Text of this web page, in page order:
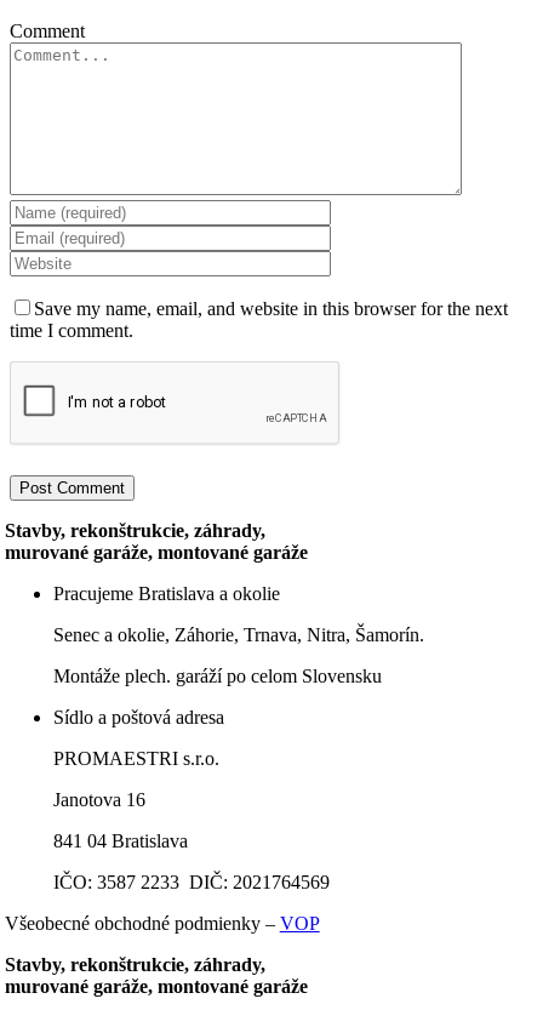
Comment
Save my name, email, and website in this browser for the next
time I comment.
Stavby, rekonštrukcie, záhrady,
murované garáže, montované garáže
Pracujeme Bratislava a okolie
Senec a okolie, Záhorie, Trnava, Nitra, Šamorín.
Montáže plech. garáží po celom Slovensku
Sídlo a poštová adresa
PROMAESTRI s.r.o.
Janotova 16
841 04 Bratislava
IČO: 3587 2233 DIČ: 2021764569
Všeobecné obchodné podmienky – VOP
Stavby, rekonštrukcie, záhrady,
murované garáže, montované garáže